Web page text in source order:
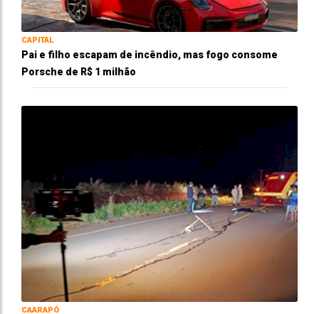
CAPITAL
Pai e filho escapam de incêndio, mas fogo consome
Porsche de R$ 1 milhão
CAARAPÓ